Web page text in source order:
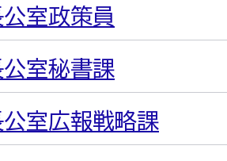
室政策員
室秘書課
室広報戦略課